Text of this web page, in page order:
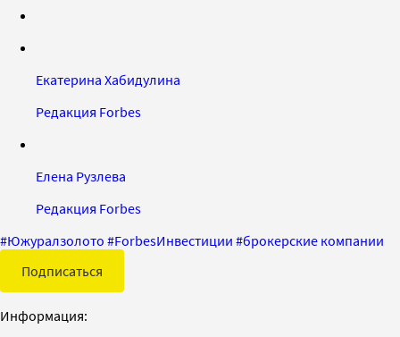
Екатерина Хабидулина
Редакция Forbes
Елена Рузлева
Редакция Forbes
#Южуралзолото #ForbesИнвестиции #брокерские компании
Подписаться
Информация: